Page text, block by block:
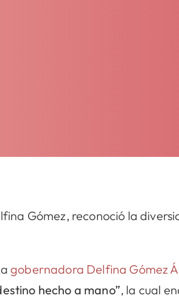
Gómez, reconoció la
gobernadora Delfina Gómez
hecho a mano”, la cual